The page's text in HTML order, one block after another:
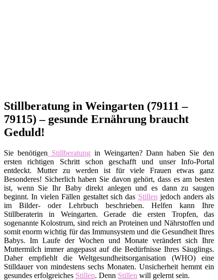
Stillberatung in Weingarten (79111 –
79115) – gesunde Ernährung braucht
Geduld!
Sie benötigen Stillberatung in Weingarten? Dann haben Sie den
ersten richtigen Schritt schon geschafft und unser Info-Portal
entdeckt. Mutter zu werden ist für viele Frauen etwas ganz
Besonderes! Sicherlich haben Sie davon gehört, dass es am besten
ist, wenn Sie Ihr Baby direkt anlegen und es dann zu saugen
beginnt. In vielen Fällen gestaltet sich das Stillen jedoch anders als
im Bilder- oder Lehrbuch beschrieben. Helfen kann Ihre
Stillberaterin in Weingarten. Gerade die ersten Tropfen, das
sogenannte Kolostrum, sind reich an Proteinen und Nährstoffen und
somit enorm wichtig für das Immunsystem und die Gesundheit Ihres
Babys. Im Laufe der Wochen und Monate verändert sich Ihre
Muttermilch immer angepasst auf die Bedürfnisse Ihres Säuglings.
Daher empfiehlt die Weltgesundheitsorganisation (WHO) eine
Stilldauer von mindestens sechs Monaten. Unsicherheit hemmt ein
gesundes erfolgreiches Stillen. Denn Stillen will gelernt sein.